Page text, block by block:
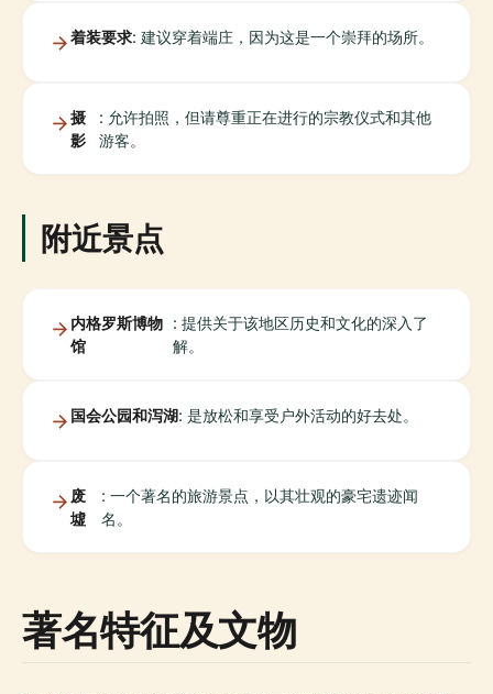
着装要求: 建议穿着端庄，因为这是一个崇拜的场所。
摄
影
: 允许拍照，但请尊重正在进行的宗教仪式和其他
游客。
附近景点
内格罗斯博物
馆
: 提供关于该地区历史和文化的深入了
解。
国会公园和泻湖: 是放松和享受户外活动的好去处。
废
墟
: 一个著名的旅游景点，以其壮观的豪宅遗迹闻
名。
著名特征及文物